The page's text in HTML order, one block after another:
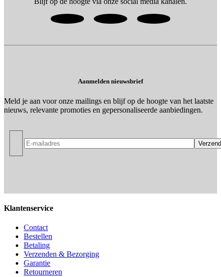
Aanmelden nieuwsbrief
Meld je aan voor onze mailings en blijf op de hoogte van het laatste
nieuws, relevante promoties en gepersonaliseerde aanbiedingen.
Klantenservice
Contact
Bestellen
Betaling
Verzenden & Bezorging
Garantie
Retourneren